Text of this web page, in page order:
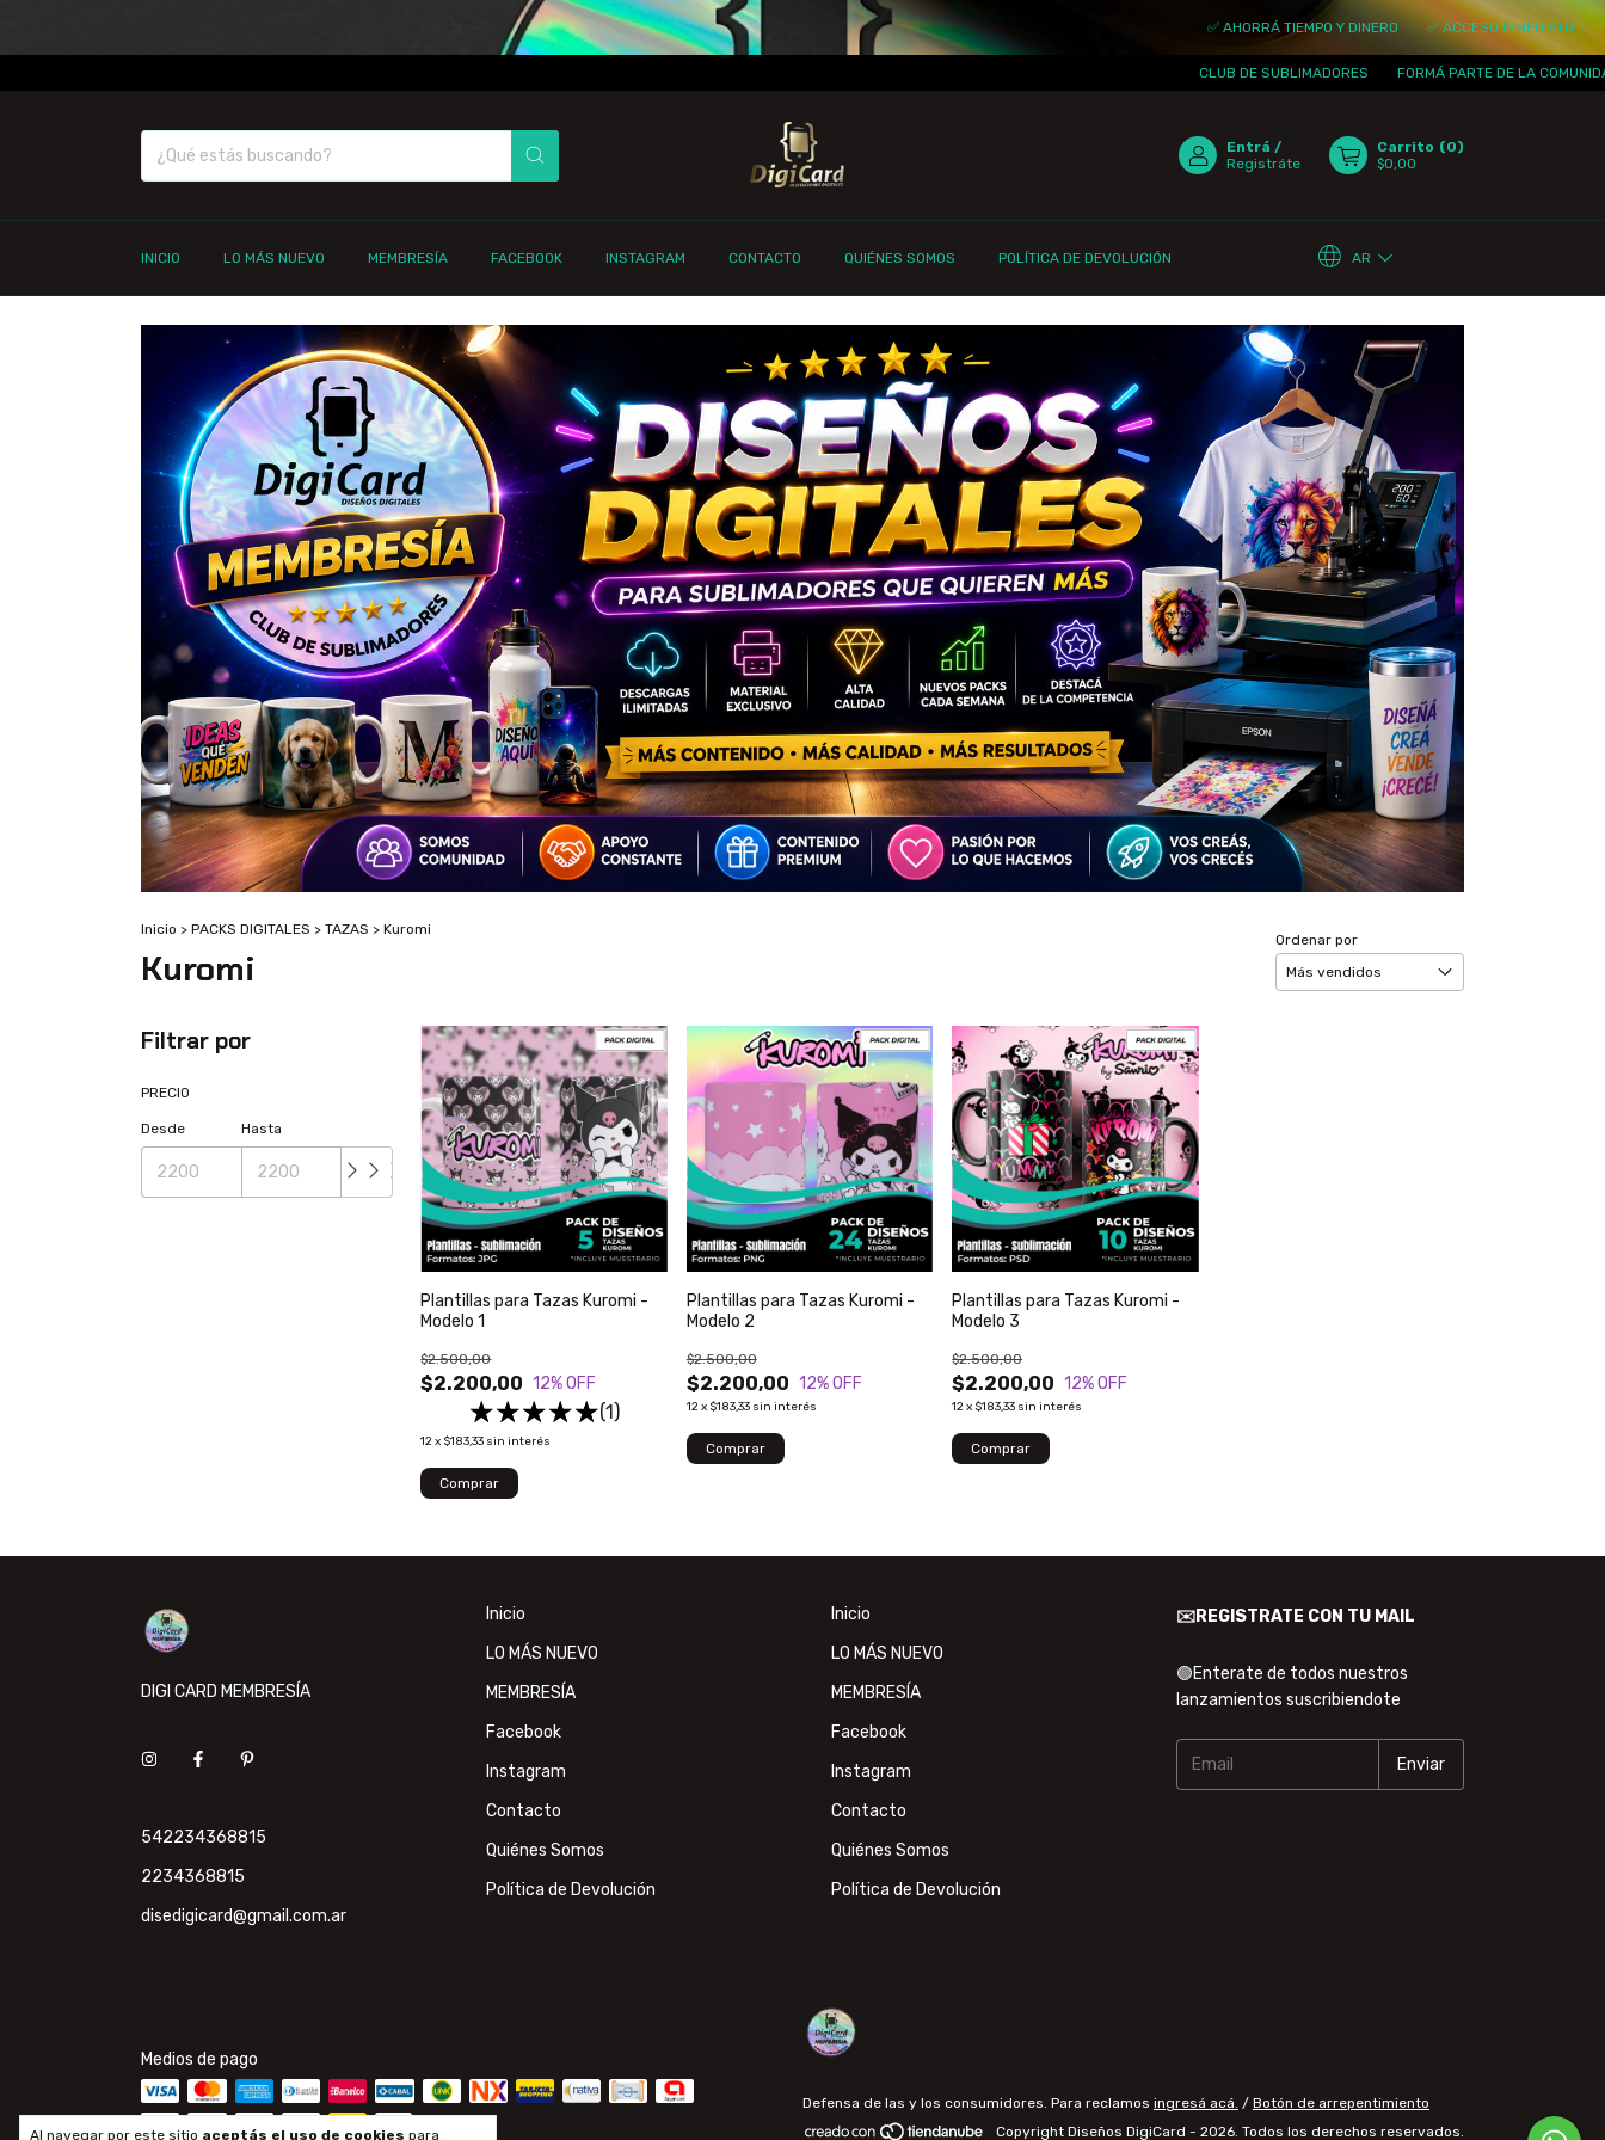
✅ AHORRÁ TIEMPO Y DINERO ✅ ACCESO INMEDIATO ✅
CLUB DE SUBLIMADORES FORMÁ PARTE DE LA COMUNIDAD ¡TE
Entrá /
Registráte
Carrito (0)
$0,00
INICIO LO MÁS NUEVO MEMBRESÍA FACEBOOK INSTAGRAM CONTACTO QUIÉNES SOMOS POLÍTICA DE DEVOLUCIÓN AR
Al navegar por este sitio aceptás el uso de cookies para
Inicio > PACKS DIGITALES > TAZAS > Kuromi
Kuromi
Ordenar por
Filtrar por
PRECIO
Desde Hasta
Plantillas para Tazas Kuromi -
Modelo 1
$2.200,00
$2.500,00
12% OFF
(1)
12x $183,33 sin interés
Plantillas para Tazas Kuromi -
Modelo 2
$2.200,00
$2.500,00
12% OFF
12x $183,33 sin interés
Plantillas para Tazas Kuromi -
Modelo 3
$2.200,00
$2.500,00
12% OFF
12x $183,33 sin interés
DIGI CARD MEMBRESÍA
542234368815
2234368815
disedigicard@gmail.com.ar
Inicio
LO MÁS NUEVO
MEMBRESÍA
Facebook
Instagram
Contacto
Quiénes Somos
Política de Devolución
Inicio
LO MÁS NUEVO
MEMBRESÍA
Facebook
Instagram
Contacto
Quiénes Somos
Política de Devolución
✉️REGISTRATE CON TU MAIL
🟢Enterate de todos nuestros
lanzamientos suscribiendote
Medios de pago
Defensa de las y los consumidores. Para reclamos ingresá acá. / Botón de arrepentimiento
Copyright Diseños DigiCard - 2026. Todos los derechos reservados.